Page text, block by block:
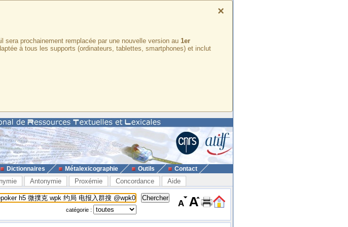
×
prochainement remplacée par une nouvelle version au 1er
à tous les supports (ordinateurs, tablettes, smartphones) et inclut
Dictionnaires Métalexicographie Outils Contact
Antonymie Proxémie Concordance Aide
catégorie :